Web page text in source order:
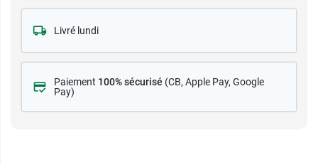
Livré lundi
Paiement 100% sécurisé (CB, Apple Pay, Google
Pay)